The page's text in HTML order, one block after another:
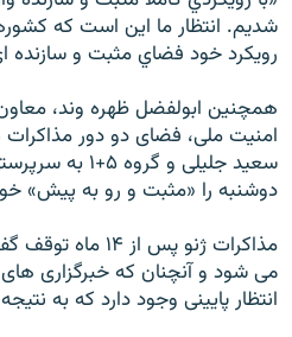
رويكرد خود فضاي مثبت و سازنده‌
همچنین ابولفضل ظهره وند،
امنيت ملی، فضای دو دور
سعيد جليلی و
دوشنبه را «مثبت و رو به پيش»
مذاکرات ژنو پس
می شود و آنچنان که خبرگزاری های
انتظار پايينی وجود دارد که به